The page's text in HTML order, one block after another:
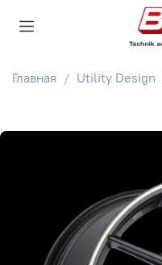
Главная Utility Design